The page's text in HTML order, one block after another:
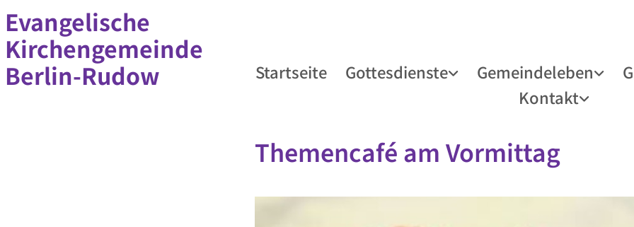
Evangelische
Kirchengemeinde
Berlin-Rudow
Startseite Gottesdienste Gemeindeleben
Kontakt
Themencafé am Vormittag